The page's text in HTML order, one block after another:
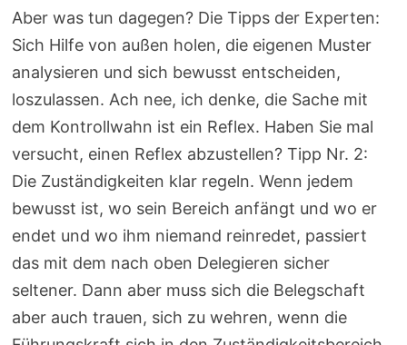
Aber was tun dagegen? Die Tipps der Experten:
Sich Hilfe von außen holen, die eigenen Muster
analysieren und sich bewusst entscheiden,
loszulassen. Ach nee, ich denke, die Sache mit
dem Kontrollwahn ist ein Reflex. Haben Sie mal
versucht, einen Reflex abzustellen? Tipp Nr. 2:
Die Zuständigkeiten klar regeln. Wenn jedem
bewusst ist, wo sein Bereich anfängt und wo er
endet und wo ihm niemand reinredet, passiert
das mit dem nach oben Delegieren sicher
seltener. Dann aber muss sich die Belegschaft
aber auch trauen, sich zu wehren, wenn die